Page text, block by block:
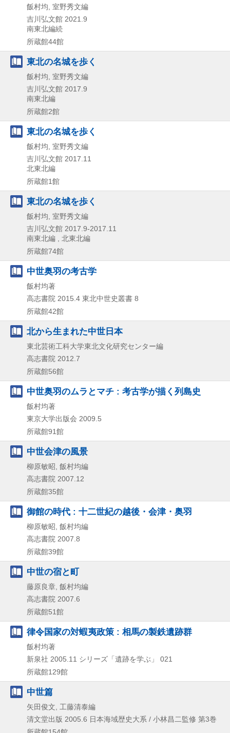
飯村均, 室野秀文編
吉川弘文館 2021.9
南東北編続
所蔵館44館
東北の名城を歩く
飯村均, 室野秀文編
吉川弘文館 2017.9
南東北編
所蔵館2館
東北の名城を歩く
飯村均, 室野秀文編
吉川弘文館 2017.11
北東北編
所蔵館1館
東北の名城を歩く
飯村均, 室野秀文編
吉川弘文館 2017.9-2017.11
南東北編 , 北東北編
所蔵館74館
中世奥羽の考古学
飯村均著
高志書院 2015.4 東北中世史叢書 8
所蔵館42館
北から生まれた中世日本
東北芸術工科大学東北文化研究センター編
高志書院 2012.7
所蔵館56館
中世奥羽のムラとマチ : 考古学が描く列島史
飯村均著
東京大学出版会 2009.5
所蔵館91館
中世会津の風景
柳原敏昭, 飯村均編
高志書院 2007.12
所蔵館35館
御館の時代 : 十二世紀の越後・会津・奥羽
柳原敏昭, 飯村均編
高志書院 2007.8
所蔵館39館
中世の宿と町
藤原良章, 飯村均編
高志書院 2007.6
所蔵館51館
律令国家の対蝦夷政策 : 相馬の製鉄遺跡群
飯村均著
新泉社 2005.11 シリーズ「遺跡を学ぶ」 021
所蔵館129館
中世篇
矢田俊文, 工藤清泰編
清文堂出版 2005.6 日本海域歴史大系 / 小林昌二監修 第3巻